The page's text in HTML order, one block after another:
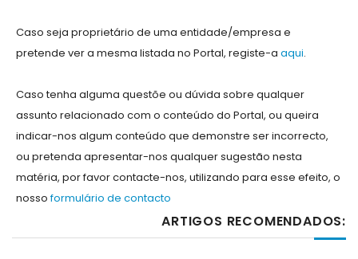
Caso seja proprietário de uma entidade/empresa e
pretende ver a mesma listada no Portal, registe-a aqui.
Caso tenha alguma questõe ou dúvida sobre qualquer
assunto relacionado com o conteúdo do Portal, ou queira
indicar-nos algum conteúdo que demonstre ser incorrecto,
ou pretenda apresentar-nos qualquer sugestão nesta
matéria, por favor contacte-nos, utilizando para esse efeito, o
nossoformulário de contacto
ARTIGOS RECOMENDADOS: